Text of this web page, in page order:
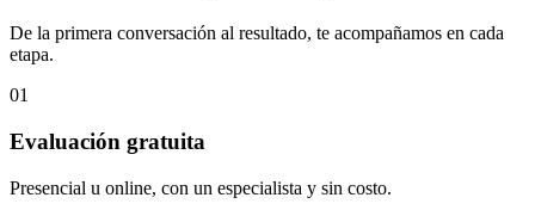
De la primera conversación al resultado, te acompañamos en cada
etapa.
01
Evaluación gratuita
Presencial u online, con un especialista y sin costo.